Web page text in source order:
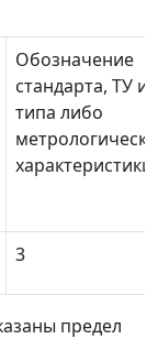
Обозначение
стандарта, ТУ и
типа либо
характеристики
3
предел